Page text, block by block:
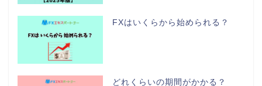
FXはいくらから始められる？
どれくらいの期間がかかる？